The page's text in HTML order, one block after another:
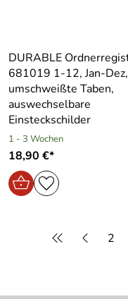
DURABLE
681019 1-12, Jan-
umschweißte Taben,
auswechselbare
Einsteckschilder
1 - 3 Wochen
18,90 €*
2